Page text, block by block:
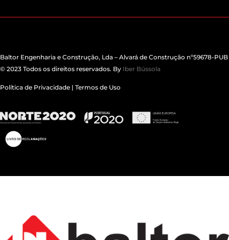
Baltor Engenharia e Construção, Lda – Alvará de Construção nº59678-PUB
© 2023 Todos os direitos reservados. By Iber Bússola
Política de Privacidade | Termos de Uso